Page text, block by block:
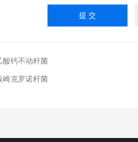
酸钙不动杆菌
崎克罗诺杆菌